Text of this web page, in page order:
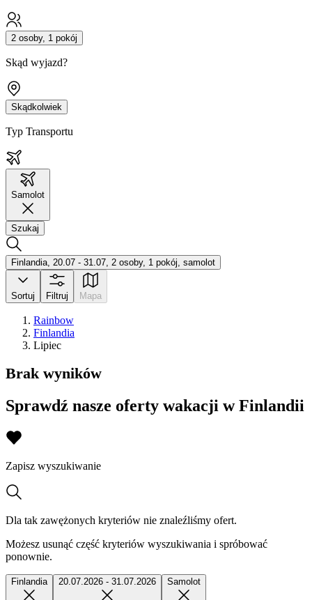
2 osoby, 1 pokój
Skąd wyjazd?
Skądkolwiek
Typ Transportu
Samolot
Szukaj
Finlandia, 20.07 - 31.07, 2 osoby, 1 pokój, samolot
Sortuj Filtruj Mapa
Rainbow
Finlandia
Lipiec
Brak wyników
Sprawdź nasze oferty wakacji w Finlandii
Zapisz wyszukiwanie
Dla tak zawężonych kryteriów nie znaleźliśmy ofert.
Możesz usunąć część kryteriów wyszukiwania i spróbować
ponownie.
Finlandia 20.07.2026 - 31.07.2026 Samolot